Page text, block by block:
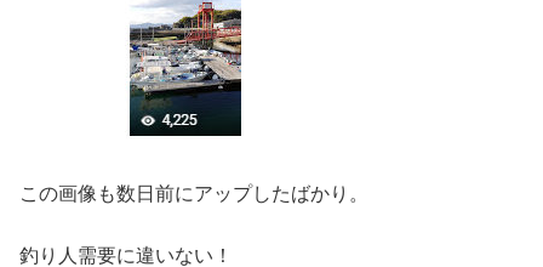
この画像も数日前にアップしたばかり。
釣り人需要に違いない！